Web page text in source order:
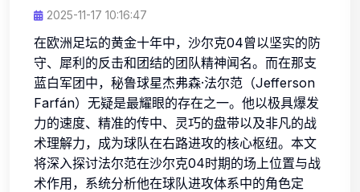
2025-11-17 10:16:47
在欧洲足坛的黄金十年中，沙尔克04曾以坚实的防
守、犀利的反击和团结的团队精神闻名。而在那支
蓝白军团中，秘鲁球星杰弗森·法尔范（Jefferson
Farfán）无疑是最耀眼的存在之一。他以极具爆发
力的速度、精准的传中、灵巧的盘带以及非凡的战
术理解力，成为球队在右路进攻的核心枢纽。本文
将深入探讨法尔范在沙尔克04时期的场上位置与战
术作用，系统分析他在球队进攻体系中的角色定